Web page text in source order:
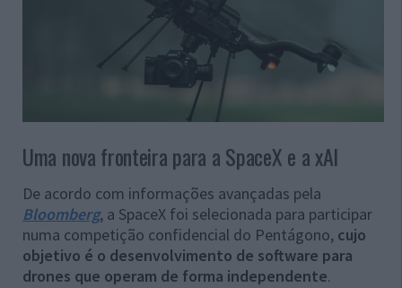
Uma nova fronteira para a SpaceX e a xAI
De acordo com informações avançadas pela
Bloomberg, a SpaceX foi selecionada para participar
numa competição confidencial do Pentágono, cujo
objetivo é o desenvolvimento de software para
drones que operam de forma independente.